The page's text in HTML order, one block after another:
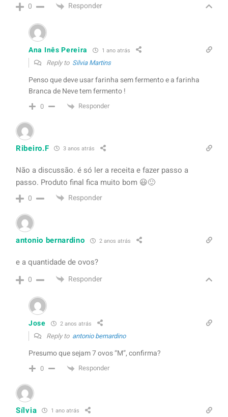
0 Responder
Ana Inês Pereira 1 ano atrás
Reply to Silvia Martins
Penso que deve usar farinha sem fermento e a farinha
Branca de Neve tem fermento !
0 Responder
Ribeiro.F 3 anos atrás
Não a discussão. é só ler a receita e fazer passo a
passo. Produto final fica muito bom 😃🙂
0 Responder
antonio bernardino 2 anos atrás
e a quantidade de ovos?
0 Responder
Jose 2 anos atrás
Reply to antonio bernardino
Presumo que sejam 7 ovos “M”, confirma?
0 Responder
Sílvia 1 ano atrás